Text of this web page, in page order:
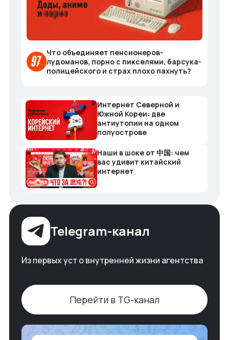
Что объединяет пенсионеров-
лудоманов, порно с пикселями, барсука-
полицейского и страх плохо пахнуть?
Интернет Северной и
Южной Кореи: две
антиутопии на одном
полуострове
Наши в шоке от 中国: чем
вас удивит китайский
интернет
Telegram-канал
Из первых уст о внутренней жизни агентства
Перейти в TG-канал